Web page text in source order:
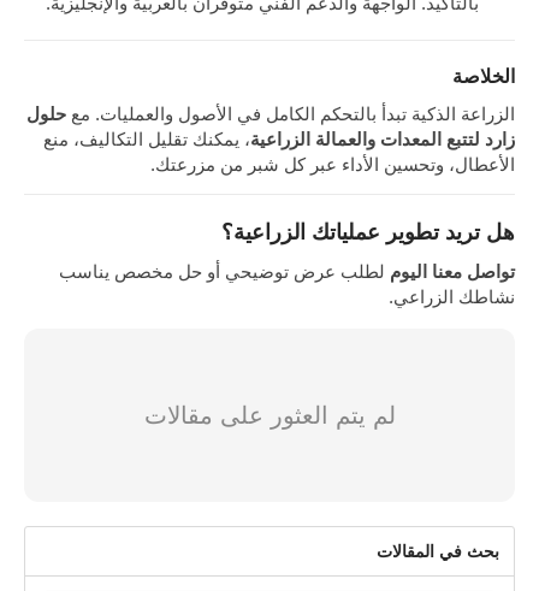
الخلاصة
الزراعة الذكية تبدأ بالتحكم الكامل في الأصول والعمليات. مع حلول
زارد لتتبع المعدات والعمالة الزراعية، يمكنك تقليل التكاليف، منع
الأعطال، وتحسين الأداء عبر كل شبر من مزرعتك.
هل تريد تطوير عملياتك الزراعية؟
تواصل معنا اليوم لطلب عرض توضيحي أو حل مخصص يناسب
نشاطك الزراعي.
لم يتم العثور على مقالات
بحث في المقالات